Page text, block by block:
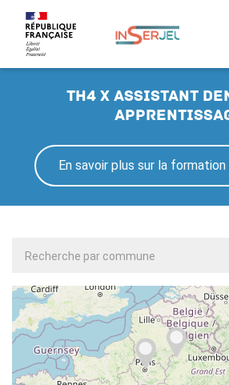
TH4 X assistant
En savoir plus sur la formation